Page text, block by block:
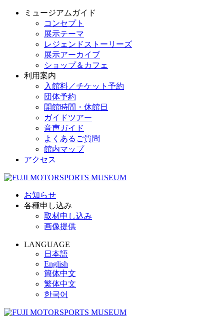
ミュージアムガイド
コンセプト
展示テーマ
レジェンドストーリーズ
展示アーカイブ
ショップ＆カフェ
利用案内
入館料／チケット予約
団体予約
開館時間・休館日
ガイドツアー
音声ガイド
よくあるご質問
館内マップ
アクセス
お知らせ
各種申し込み
取材申し込み
画像提供
LANGUAGE
日本語
English
簡体中文
繁体中文
한국어